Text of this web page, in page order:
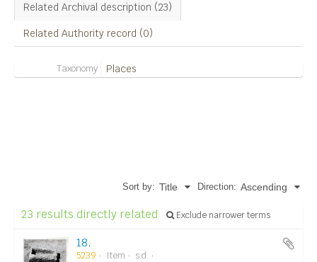
Related Archival description (23)
Related Authority record (0)
Taxonomy Places
Sort by: Title Direction: Ascending
23 results directly related Exclude narrower terms
18.
5239 Item
s.d.